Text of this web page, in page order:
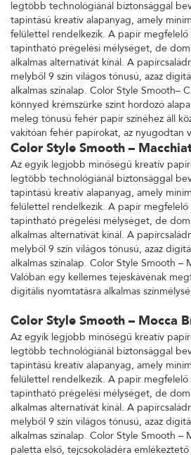
legtöbb technológiánál biztonsággal
tapintású kreatív alapanyag, amely
felülettel rendelkezik. A papír megfelelő
tapintható prégelési mélységet, de
alkalmas alternatívát kínál. A
melyből 9 szín világos tónusú, azaz
alkalmas színalap. Color Style Smooth–
könnyed krémszürke színt hordozó
meleg tónusú fehér papír színéhez áll
vakítóan fehér papírokat, az nyugodtan
Color Style Smooth –
Az egyik legjobb minőségű kreatív
legtöbb technológiánál biztonsággal
tapintású kreatív alapanyag, amely
felülettel rendelkezik. A papír megfelelő
tapintható prégelési mélységet, de
alkalmas alternatívát kínál. A
melyből 9 szín világos tónusú, azaz
alkalmas színalap. Color Style Smooth –
Valóban egy kellemes tejeskávénak
digitális nyomtatásra alkalmas
Color Style Smooth – Mocca
Az egyik legjobb minőségű kreatív
legtöbb technológiánál biztonsággal
tapintású kreatív alapanyag, amely
felülettel rendelkezik. A papír megfelelő
tapintható prégelési mélységet, de
alkalmas alternatívát kínál. A
melyből 9 szín világos tónusú, azaz
alkalmas színalap. Color Style Smooth –
paletta első, tejcsokoládéra